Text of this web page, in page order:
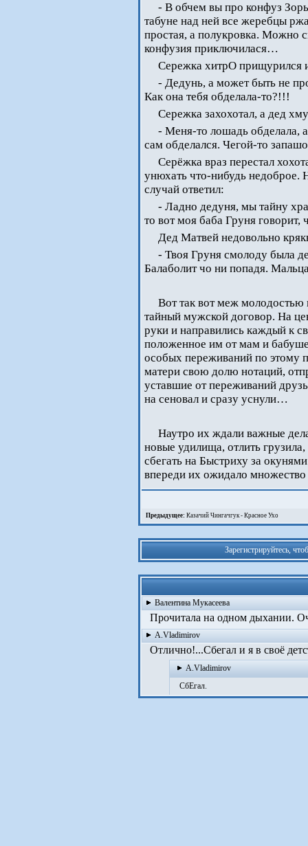
- В обчем вы про конфуз
табуне над ней все жеребцы
простая, а полукровка. Можно
конфузия приключилася…
Сережка хитрО прищурился
- Дедунь, а может быть не
Как она тебя обделала-то?!!!
Сережка захохотал, а дед
- Меня-то лошадь обделала,
сам обделался. Чегой-то
Серёжка враз перестал
унюхать что-нибудь недоброе.
случай ответил:
- Ладно дедуня, мы тайну
то вот моя баба Груня
Дед Матвей недовольно
- Твоя Груня смолоду была
Балаболит чо ни попадя.
Вот так вот меж
тайный мужской договор. На
руки и направились каждый к
положенное им от мам и
особых переживаний по этому
матери свою долю нотаций,
уставшие от переживаний
на сеновал и сразу уснули…
Наутро их ждали важные
новые удилища, отлить
сбегать на Быстриху за
впереди их ожидало
Предыдущее: Казачий Чингачгук - Красное Ухо
Зарегистрируйтесь,
Валентина Мукасеева
Прочитала на одном дыхании.
A.Vladimirov
Отлично!...Сбегал и я в своё
A.Vladimirov
СбЕгал.